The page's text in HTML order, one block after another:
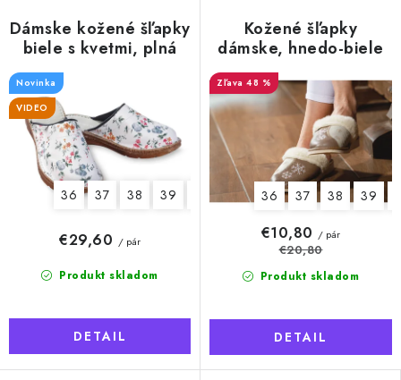
Dámske kožené šľapky
biele s kvetmi, plná
Novinka
VIDEO
36 37 38 39 40
Produkt skladom
€29,60 / pár
DETAIL
Kožené šľapky
dámske, hnedo-biele
so snehovou vločkou
48 %
36 37 38 39
Produkt skladom
€10,80 / pár
€20,80
DETAIL